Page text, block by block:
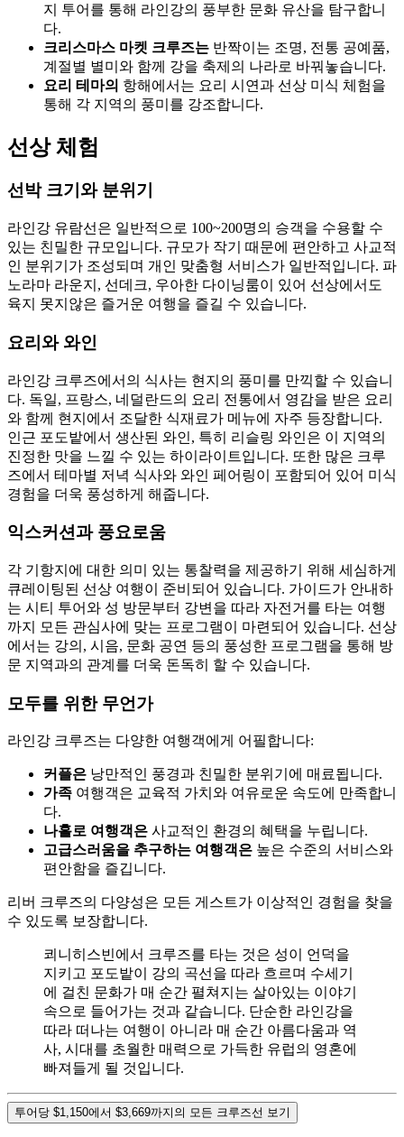
지 투어를 통해 라인강의 풍부한 문화 유산을 탐구합니
다.
크리스마스 마켓 크루즈는 반짝이는 조명, 전통 공예품,
계절별 별미와 함께 강을 축제의 나라로 바꿔놓습니다.
요리 테마의 항해에서는 요리 시연과 선상 미식 체험을
통해 각 지역의 풍미를 강조합니다.
선상 체험
선박 크기와 분위기
라인강 유람선은 일반적으로 100~200명의 승객을 수용할 수
있는 친밀한 규모입니다. 규모가 작기 때문에 편안하고 사교적
인 분위기가 조성되며 개인 맞춤형 서비스가 일반적입니다. 파
노라마 라운지, 선데크, 우아한 다이닝룸이 있어 선상에서도
육지 못지않은 즐거운 여행을 즐길 수 있습니다.
요리와 와인
라인강 크루즈에서의 식사는 현지의 풍미를 만끽할 수 있습니
다. 독일, 프랑스, 네덜란드의 요리 전통에서 영감을 받은 요리
와 함께 현지에서 조달한 식재료가 메뉴에 자주 등장합니다.
인근 포도밭에서 생산된 와인, 특히 리슬링 와인은 이 지역의
진정한 맛을 느낄 수 있는 하이라이트입니다. 또한 많은 크루
즈에서 테마별 저녁 식사와 와인 페어링이 포함되어 있어 미식
경험을 더욱 풍성하게 해줍니다.
익스커션과 풍요로움
각 기항지에 대한 의미 있는 통찰력을 제공하기 위해 세심하게
큐레이팅된 선상 여행이 준비되어 있습니다. 가이드가 안내하
는 시티 투어와 성 방문부터 강변을 따라 자전거를 타는 여행
까지 모든 관심사에 맞는 프로그램이 마련되어 있습니다. 선상
에서는 강의, 시음, 문화 공연 등의 풍성한 프로그램을 통해 방
문 지역과의 관계를 더욱 돈독히 할 수 있습니다.
모두를 위한 무언가
라인강 크루즈는 다양한 여행객에게 어필합니다:
커플은 낭만적인 풍경과 친밀한 분위기에 매료됩니다.
가족 여행객은 교육적 가치와 여유로운 속도에 만족합니
다.
나홀로 여행객은 사교적인 환경의 혜택을 누립니다.
고급스러움을 추구하는 여행객은 높은 수준의 서비스와
편안함을 즐깁니다.
리버 크루즈의 다양성은 모든 게스트가 이상적인 경험을 찾을
수 있도록 보장합니다.
쾨니히스빈에서 크루즈를 타는 것은 성이 언덕을
지키고 포도밭이 강의 곡선을 따라 흐르며 수세기
에 걸친 문화가 매 순간 펼쳐지는 살아있는 이야기
속으로 들어가는 것과 같습니다. 단순한 라인강을
따라 떠나는 여행이 아니라 매 순간 아름다움과 역
사, 시대를 초월한 매력으로 가득한 유럽의 영혼에
빠져들게 될 것입니다.
투어당 $1,150에서 $3,669까지의 모든 크루즈선 보기